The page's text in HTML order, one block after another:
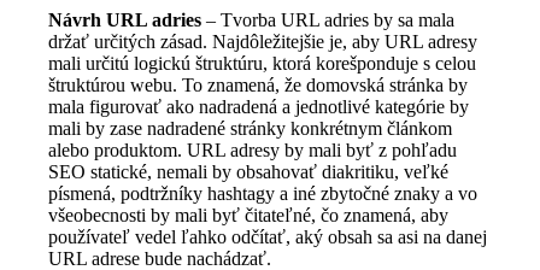
Návrh URL adries– Tvorba URL adries by sa mala
držať určitých zásad. Najdôležitejšie je, aby URL adresy
mali určitú logickú štruktúru, ktorá korešponduje s celou
štruktúrou webu. To znamená, že domovská stránka by
mala figurovať ako nadradená a jednotlivé kategórie by
mali by zase nadradené stránky konkrétnym článkom
alebo produktom. URL adresy by mali byť z pohľadu
SEO statické, nemali by obsahovať diakritiku, veľké
písmená, podtržníky hashtagy a iné zbytočné znaky a vo
všeobecnosti by mali byť čitateľné, čo znamená, aby
používateľ vedel ľahko odčítať, aký obsah sa asi na danej
URL adrese bude nachádzať.